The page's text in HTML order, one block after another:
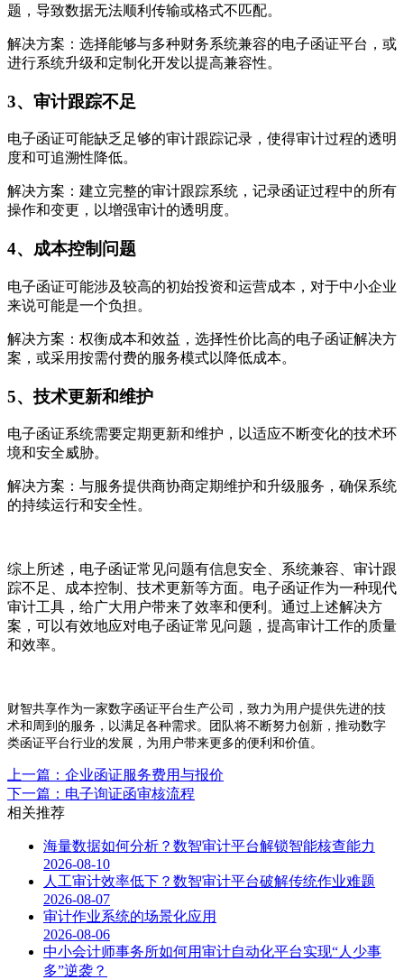
题，导致数据无法顺利传输或格式不匹配。
解决方案：选择能够与多种财务系统兼容的电子函证平台，或
进行系统升级和定制化开发以提高兼容性。
3、审计跟踪不足
电子函证可能缺乏足够的审计跟踪记录，使得审计过程的透明
度和可追溯性降低。
解决方案：建立完整的审计跟踪系统，记录函证过程中的所有
操作和变更，以增强审计的透明度。
4、成本控制问题
电子函证可能涉及较高的初始投资和运营成本，对于中小企业
来说可能是一个负担。
解决方案：权衡成本和效益，选择性价比高的电子函证解决方
案，或采用按需付费的服务模式以降低成本。
5、技术更新和维护
电子函证系统需要定期更新和维护，以适应不断变化的技术环
境和安全威胁。
解决方案：与服务提供商协商定期维护和升级服务，确保系统
的持续运行和安全性。
综上所述，电子函证常见问题有信息安全、系统兼容、审计跟
踪不足、成本控制、技术更新等方面。电子函证作为一种现代
审计工具，给广大用户带来了效率和便利。通过上述解决方
案，可以有效地应对电子函证常见问题，提高审计工作的质量
和效率。
财智共享作为一家数字函证平台生产公司，致力为用户提供先进的技
术和周到的服务，以满足各种需求。团队将不断努力创新，推动数字
类函证平台行业的发展，为用户带来更多的便利和价值。
上一篇：企业函证服务费用与报价
下一篇：电子询证函审核流程
相关推荐
海量数据如何分析？数智审计平台解锁智能核查能力
2026-08-10
人工审计效率低下？数智审计平台破解传统作业难题
2026-08-07
审计作业系统的场景化应用
2026-08-06
中小会计师事务所如何用审计自动化平台实现“人少事
多”逆袭？